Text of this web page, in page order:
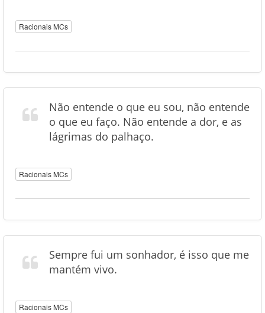
Racionais MCs
Não entende o que eu sou, não entende
o que eu faço. Não entende a dor, e as
lágrimas do palhaço.
Racionais MCs
Sempre fui um sonhador, é isso que me
mantém vivo.
Racionais MCs